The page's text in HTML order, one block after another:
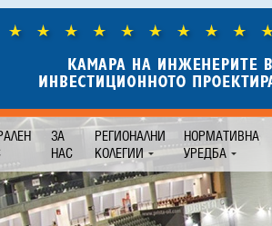
ЗА
НАС
РЕГИОНАЛНИ
КОЛЕГИИ
НОРМАТИВНА
УРЕДБА